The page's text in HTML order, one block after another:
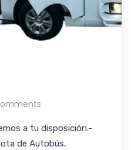
a tu disposición.-
de Autobús,